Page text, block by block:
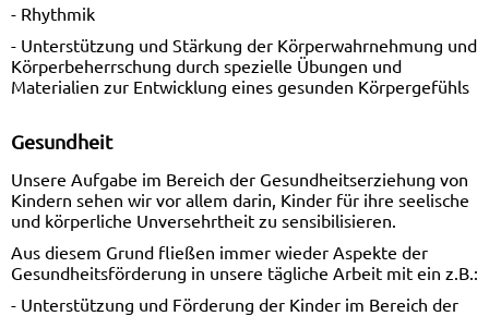
- Rhythmik
- Unterstützung und Stärkung der Körperwahrnehmung und
Körperbeherrschung durch spezielle Übungen und
Materialien zur Entwicklung eines gesunden Körpergefühls
Gesundheit
Unsere Aufgabe im Bereich der Gesundheitserziehung von
Kindern sehen wir vor allem darin, Kinder für ihre seelische
und körperliche Unversehrtheit zu sensibilisieren.
Aus diesem Grund fließen immer wieder Aspekte der
Gesundheitsförderung in unsere tägliche Arbeit mit ein z.B.:
- Unterstützung und Förderung der Kinder im Bereich der